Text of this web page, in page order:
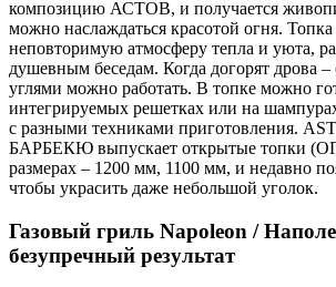
композицию АСТОВ, и получается
можно наслаждаться красотой огня.
неповторимую атмосферу тепла и уюта,
душевным беседам. Когда догорят дрова
углями можно работать. В топке можно
интегрируемых решетках или на
с разными техниками приготовления.
БАРБЕКЮ выпускает открытые топки
размерах – 1200 мм, 1100 мм, и недавно
чтобы украсить даже небольшой уголок.
Газовый гриль Napoleon /
безупречный результат